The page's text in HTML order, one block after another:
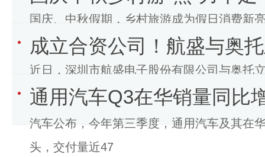
国庆、中秋假期，乡村旅游成为假日消费新
左右。各地乡村游客如织，从华北农家到江
成立合资公司！航盛与奥
近日，深圳市航盛电子股份有限公司与奥托
整合双方技术、产业链及
通用汽车Q3在华销量同比
汽车公布，今年第三季度，通用汽车及其在
头，交付量近47